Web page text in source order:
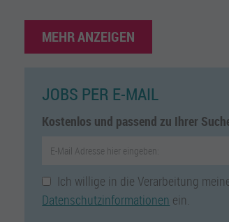
technische Berufe, Handwerker,
Mitarbeiter.
Zu den beschäftigungsstarken Branchen
Informationstechnik sowieMarketing-
Automobilzulieferer und Logistik.
WAS KOSTET EINE
Die Anzeigenschaltung einerOnline-Only-
jobsucheBW.de kostet netto 199,00 Euro
MEHR ANZEIGEN
JOBS PER E-MAIL
Kostenlos und passend zu Ihrer
Ich willige in die Verarbeitung
Datenschutzinformationen ein.